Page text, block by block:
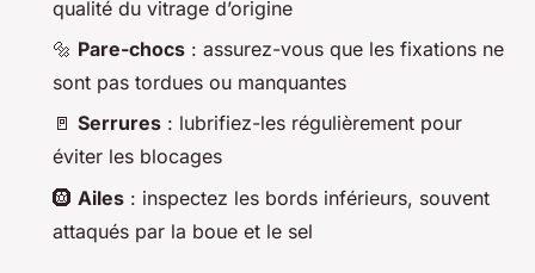
qualité du vitrage d’origine
🔩 Pare-chocs : assurez-vous que les fixations ne
sont pas tordues ou manquantes
🚪 Serrures : lubrifiez-les régulièrement pour
éviter les blocages
🛞 Ailes : inspectez les bords inférieurs, souvent
attaqués par la boue et le sel